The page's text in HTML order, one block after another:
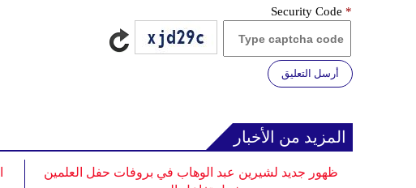
Security Code *
أرسل التعليق
المزيد من الأخبار
ظهور جديد لشيرين عبد الوهاب في بروفات حفل العلمين